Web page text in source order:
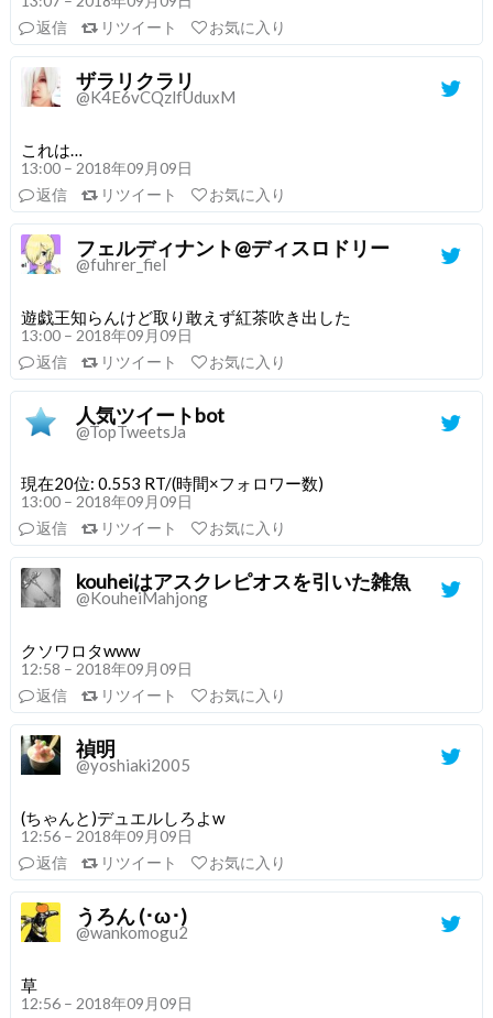
返信
リツイート お気に入り
ザラリクラリ
@K4E6vCQzlfUduxM
これは…
13:00 – 2018年09月09日
返信
リツイート お気に入り
フェルディナント@ディスロドリー
@fuhrer_fiel
遊戯王知らんけど取り敢えず紅茶吹き出した
13:00 – 2018年09月09日
返信
リツイート お気に入り
人気ツイートbot
@TopTweetsJa
現在20位: 0.553 RT/(時間×フォロワー数)
13:00 – 2018年09月09日
返信
リツイート お気に入り
kouheiはアスクレピオスを引いた雑魚
@KouheiMahjong
クソワロタwww
12:58 – 2018年09月09日
返信
リツイート お気に入り
禎明
@yoshiaki2005
(ちゃんと)デュエルしろよw
12:56 – 2018年09月09日
返信
リツイート お気に入り
うろん (･ω･)
@wankomogu2
草
12:56 – 2018年09月09日